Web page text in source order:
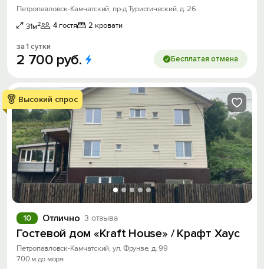
Петропавловск-Камчатский, пр-д Туристический, д. 26
31м2 4 гостя 2 кровати
за 1 сутки
2 700 руб. Бесплатая отмена
Высокий спрос
Отлично 3 отзыва
10
Гостевой дом «Kraft House» / Крафт Хаус
Петропавловск-Камчатский, ул. Фрунзе, д. 99
700 м до моря